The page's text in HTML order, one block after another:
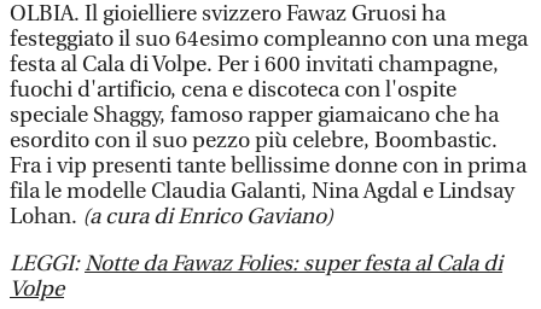
OLBIA. Il gioielliere svizzero Fawaz Gruosi ha
festeggiato il suo 64esimo compleanno con una mega
festa al Cala di Volpe. Per i 600 invitati champagne,
fuochi d'artificio, cena e discoteca con l'ospite
speciale Shaggy, famoso rapper giamaicano che ha
esordito con il suo pezzo più celebre, Boombastic.
Fra i vip presenti tante bellissime donne con in prima
fila le modelle Claudia Galanti, Nina Agdal e Lindsay
Lohan. (a cura di Enrico Gaviano)
LEGGI:Notte da Fawaz Folies: super festa al Cala di
Volpe